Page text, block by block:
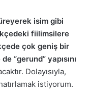
isim gibi
fiilimsilere
çok geniş bir
“gerund” yapısını
Dolayısıyla,
istiyorum.